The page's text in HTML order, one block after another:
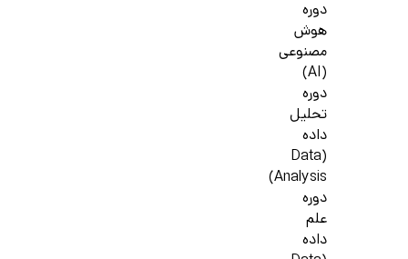
دوره
هوش
مصنوعی
(AI)
دوره
تحلیل
داده
(Data
Analysis)
دوره
علم
داده